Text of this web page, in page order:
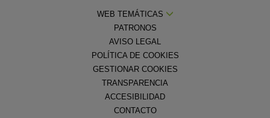
WEB TEMÁTICAS
PATRONOS
AVISO LEGAL
POLÍTICA DE COOKIES
GESTIONAR COOKIES
TRANSPARENCIA
ACCESIBILIDAD
CONTACTO